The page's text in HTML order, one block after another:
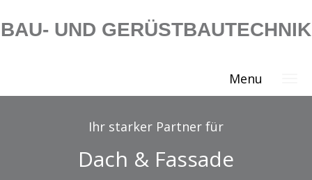
BAU- UND GERÜSTBAUTECHNIK
Menu
Ihr starker Partner für
Dach & Fassade